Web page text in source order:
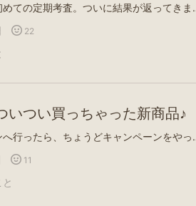
中学校に入って初めての定期考査。ついに結果が返ってきました😊娘の学校では、学年順位は発表されず、代わりに各教科・3教科・5教科・9教科それぞれの得点分布表が配られます。その分布表に娘の点数を照らし合わせてみると…✨3教科では学年4位以内✨5教科では学年5位以内✨9教科では学年8位以内ということが分かりました👏もちろん順位は公表されないので正確には分かりませんが、理論上は1位の可能性もあります🤣本当によく頑張りました！実は、国語の点数だけはかなり低くて、返却され
22
いつい買っちゃった新商品♪
この間、ローソンへ行ったら、ちょうどキャンペーンをやっていて、気になる商品を見つけたので買ってみました😊「しあわせを呼ぶ青いフェア」第二弾開催！｜ローソン公式サイトコンビニエンスストア「ローソン」の最新情報をお届けするローソン研究所ブログですwww.lawson.co.jpまずは、最近ツナマヨが食べられるようになった娘のために「ツナマヨ味のポテトチップス」🤭少し前まではツナマヨが苦手だったのに、
11